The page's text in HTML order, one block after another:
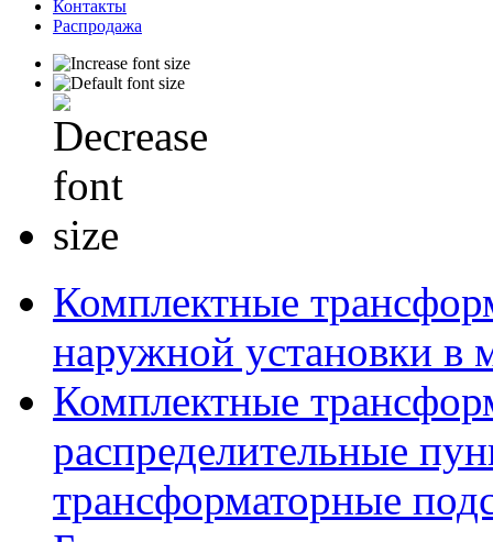
Контакты
Распродажа
Комплектные
наружной установки в
Комплектные
распределительные
трансформаторные